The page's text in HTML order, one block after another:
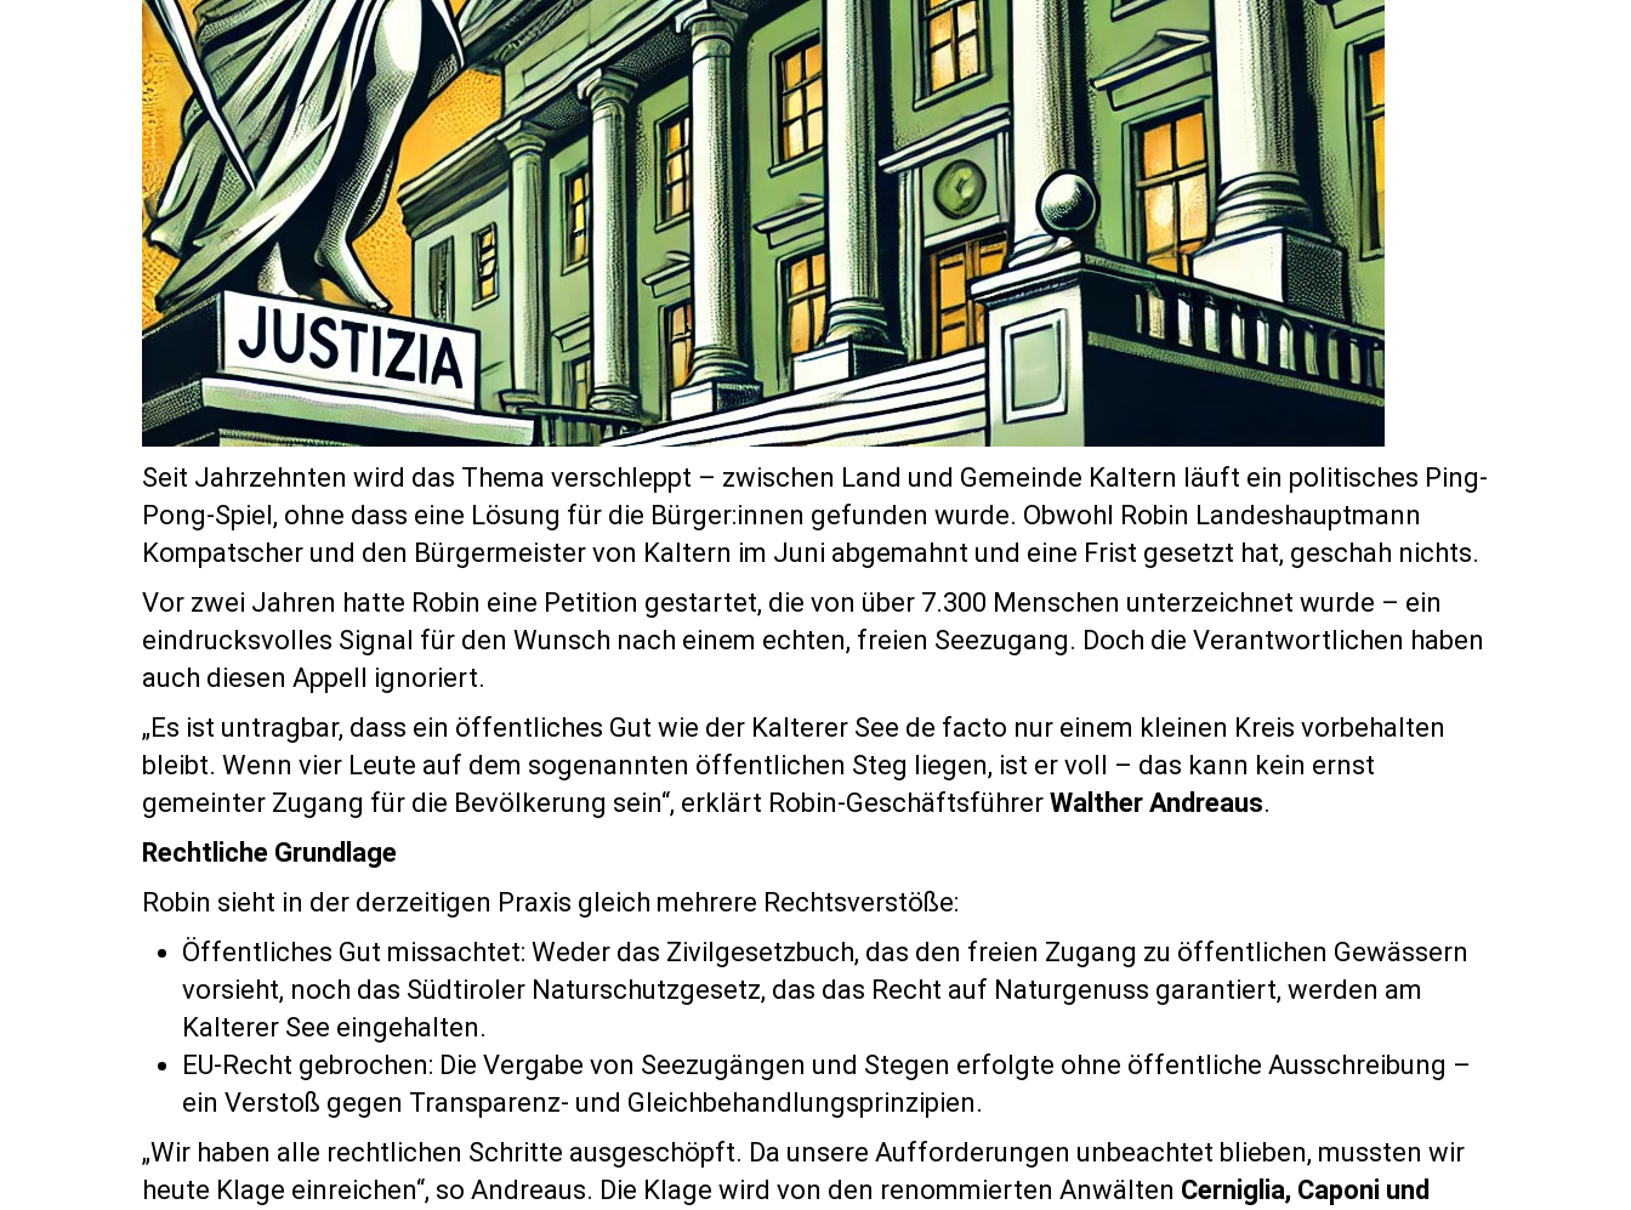
Seit Jahrzehnten wird das Thema verschleppt – zwischen Land und Gemeinde Kaltern läuft ein politisches Ping-
Pong-Spiel, ohne dass eine Lösung für die Bürger:innen gefunden wurde. Obwohl Robin Landeshauptmann
Kompatscher und den Bürgermeister von Kaltern im Juni abgemahnt und eine Frist gesetzt hat, geschah nichts.
Vor zwei Jahren hatte Robin eine Petition gestartet, die von über 7.300 Menschen unterzeichnet wurde – ein
eindrucksvolles Signal für den Wunsch nach einem echten, freien Seezugang. Doch die Verantwortlichen haben
auch diesen Appell ignoriert.
„Es ist untragbar, dass ein öffentliches Gut wie der Kalterer See de facto nur einem kleinen Kreis vorbehalten
bleibt. Wenn vier Leute auf dem sogenannten öffentlichen Steg liegen, ist er voll – das kann kein ernst
gemeinter Zugang für die Bevölkerung sein“, erklärt Robin-Geschäftsführer Walther Andreaus.
Rechtliche Grundlage
Robin sieht in der derzeitigen Praxis gleich mehrere Rechtsverstöße:
Öffentliches Gut missachtet: Weder das Zivilgesetzbuch, das den freien Zugang zu öffentlichen Gewässern
vorsieht, noch das Südtiroler Naturschutzgesetz, das das Recht auf Naturgenuss garantiert, werden am
Kalterer See eingehalten.
EU-Recht gebrochen: Die Vergabe von Seezugängen und Stegen erfolgte ohne öffentliche Ausschreibung –
ein Verstoß gegen Transparenz- und Gleichbehandlungsprinzipien.
„Wir haben alle rechtlichen Schritte ausgeschöpft. Da unsere Aufforderungen unbeachtet blieben, mussten wir
heute Klage einreichen“, so Andreaus. Die Klage wird von den renommierten Anwälten Cerniglia, Caponi und